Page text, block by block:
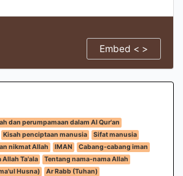
Embed < >
dan perumpamaan dalam Al Qur'an
Kisah penciptaan manusia
Sifat manusia
nikmat Allah
IMAN
Cabang-cabang iman
Allah Ta'ala
Tentang nama-nama Allah
Husna)
Ar Rabb (Tuhan)